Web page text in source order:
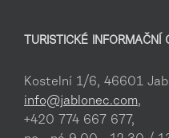
TURISTICKÉ INFORMAČNÍ
Kostelní 1/6, 46601
info@jablonec.com,
+420 774 667 677,